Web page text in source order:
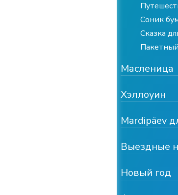
Соник
Сказка
Масленица
Хэллоуин
Mardipäev
Выездные
Новый год